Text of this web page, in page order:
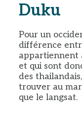
Duku
Pour un
différence
appartiennent
et qui sont
des
trouver au
que le langsat.